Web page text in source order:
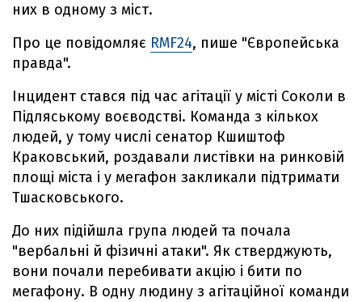
них в одному з міст.
Про це повідомляє RMF24, пише "Європейська
правда".
Інцидент стався під час агітації у місті Соколи в
Підляському воєводстві. Команда з кількох
людей, у тому числі сенатор Кшиштоф
Краковський, роздавали листівки на ринковій
площі міста і у мегафон закликали підтримати
Тшасковського.
До них підійшла група людей та почала
"вербальні й фізичні атаки". Як стверджують,
вони почали перебивати акцію і бити по
мегафону. В одну людину з агітаційної команди